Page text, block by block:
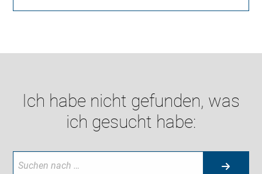
Ich habe nicht gefunden, was
ich gesucht habe: